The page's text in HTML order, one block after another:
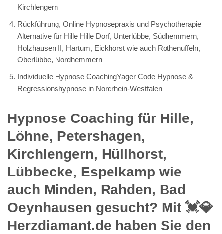
Kirchlengern
Rückführung, Online Hypnosepraxis und Psychotherapie
Alternative für Hille Hille Dorf, Unterlübbe, Südhemmern,
Holzhausen II, Hartum, Eickhorst wie auch Rothenuffeln,
Oberlübbe, Nordhemmern
Individuelle Hypnose CoachingYager Code Hypnose &
Regressionshypnose in Nordrhein-Westfalen
Hypnose Coaching für Hille,
Löhne, Petershagen,
Kirchlengern, Hüllhorst,
Lübbecke, Espelkamp wie
auch Minden, Rahden, Bad
Oeynhausen gesucht? Mit 💓️💎
Herzdiamant.de haben Sie den